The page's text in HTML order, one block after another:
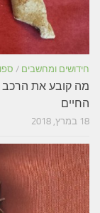
חידושים ומחשבים /
מה קובע את הרכב
החיים
18 במרץ, 2018